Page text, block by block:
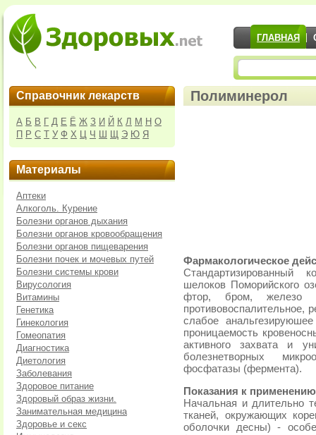
ГЛАВНАЯ
Справочник лекарств
А Б В Г Д Е Ё Ж З И Й К Л М Н О
П Р С Т У Ф Х Ц Ч Ш Щ Э Ю Я
Материалы
Аптеки
Алкоголь. Курение
Болезни органов дыхания
Болезни органов кровообращения
Болезни органов пищеварения
Болезни почек и мочевых путей
Болезни системы крови
Вирусология
Витамины
Генетика
Гинекология
Гомеопатия
Диагностика
Диетология
Заболевания
Здоровое питание
Здоровый образ жизни.
Занимательная медицина
Здоровье и секс
Полиминерол
Фармакологическое
Стандартизированный
шелоков Поморийского
фтор, бром, железо и
противовоспалительное,
слабое
проницаемость
активного захвата и
болезнетворных
фосфатазы (фермента).
Показания к применению
Начальная и длительно
тканей, окружающих
оболочки десны) -